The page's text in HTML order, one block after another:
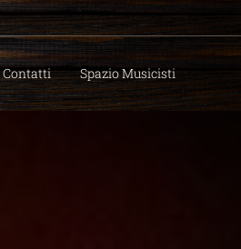
Contatti Spazio Musicisti